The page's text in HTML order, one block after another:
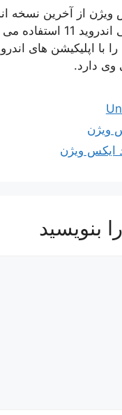
ویژن از آخرین نسخه
در بازار ایران یعنی اندروید
با اپلیکیشن های
وی دارد.
ویژن
ایکس ویژن
بنویسید